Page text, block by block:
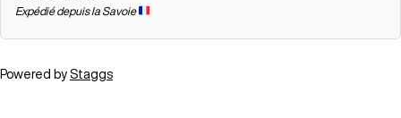
Expédié depuis la Savoie
Powered by Staggs